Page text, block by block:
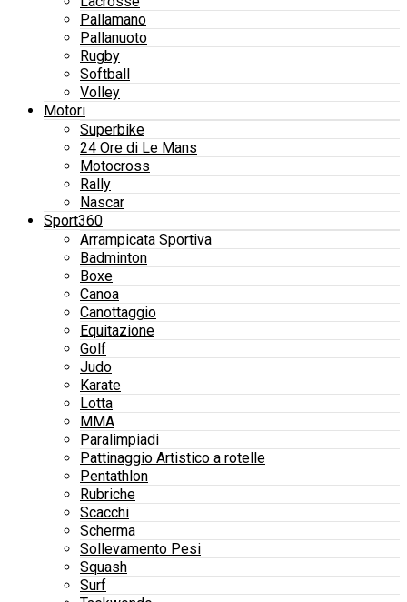
Pallamano
Pallanuoto
Rugby
Softball
Volley
Motori
Superbike
24 Ore di Le Mans
Motocross
Rally
Nascar
Sport360
Arrampicata Sportiva
Badminton
Boxe
Canoa
Canottaggio
Equitazione
Golf
Judo
Karate
Lotta
MMA
Paralimpiadi
Pattinaggio Artistico a rotelle
Pentathlon
Rubriche
Scacchi
Scherma
Sollevamento Pesi
Squash
Surf